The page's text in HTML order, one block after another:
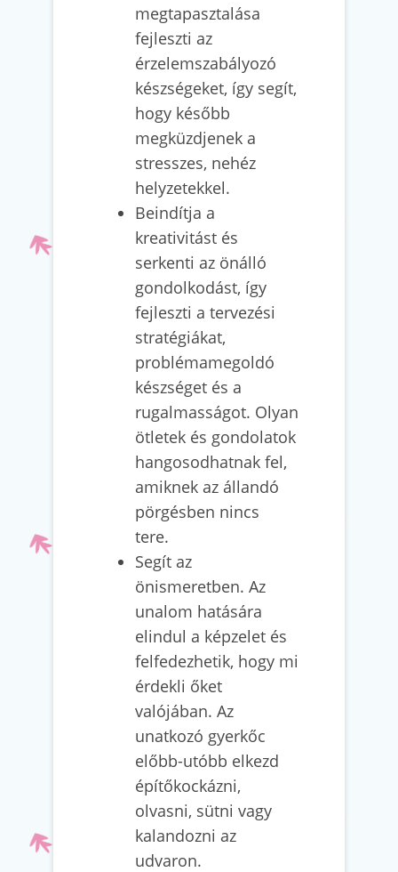
megtapasztalása
fejleszti az
érzelemszabályozó
készségeket, így segít,
hogy később
megküzdjenek a
stresszes, nehéz
helyzetekkel.
Beindítja a
kreativitást és
serkenti az önálló
gondolkodást, így
fejleszti a tervezési
stratégiákat,
problémamegoldó
készséget és a
rugalmasságot. Olyan
ötletek és gondolatok
hangosodhatnak fel,
amiknek az állandó
pörgésben nincs
tere.
Segít az
önismeretben. Az
unalom hatására
elindul a képzelet és
felfedezhetik, hogy mi
érdekli őket
valójában. Az
unatkozó gyerkőc
előbb-utóbb elkezd
építőkockázni,
olvasni, sütni vagy
kalandozni az
udvaron.